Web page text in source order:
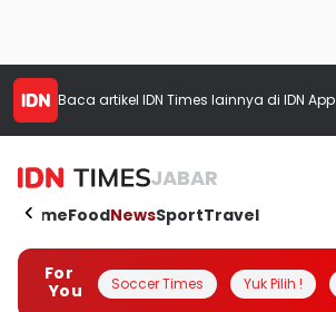
Baca artikel IDN Times lainnya di IDN App
JABAR
HomeFoodNewsSportTravel
For
You
Soccer Times Yuk Pilih !